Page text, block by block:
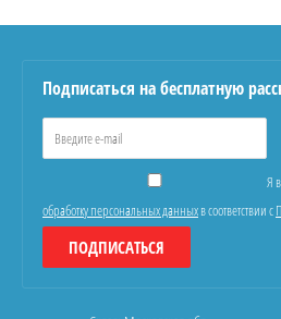
Подписаться на бесплатную
Я
обработку персональных данныхв соответствии с
ПОДПИСАТЬСЯ